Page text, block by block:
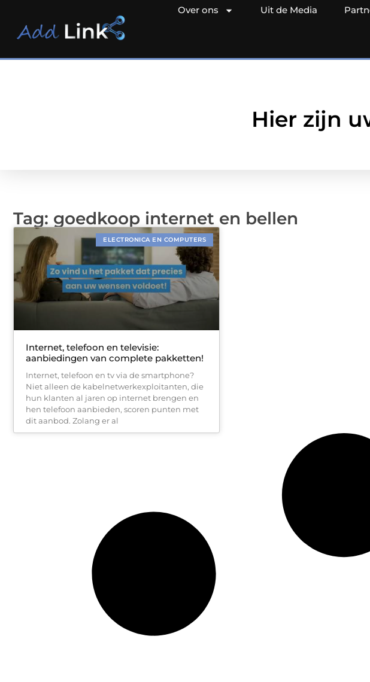
Over ons Uit de Media
Hier zijn
Tag: goedkoop internet en bellen
ELECTRONICA EN COMPUTERS
Internet, telefoon en televisie:
aanbiedingen van complete pakketten!
Internet, telefoon en tv via de smartphone?
Niet alleen de kabelnetwerkexploitanten, die
hun klanten al jaren op internet brengen en
hen telefoon aanbieden, scoren punten met
dit aanbod. Zolang er al